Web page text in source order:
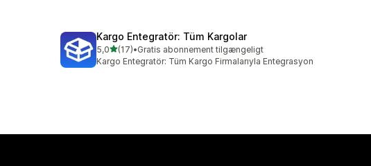
Kargo Entegratör: Tüm Kargolar
5,0ud af 5 stjerner
(17)
17 anmeldelser i alt
•Gratis abonnement tilgængeligt
Kargo Entegratör: Tüm Kargo Firmalarıyla Entegrasyon